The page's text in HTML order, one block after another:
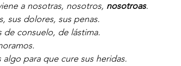
a nosotras, nosotros, nosotroas.
sus dolores, sus penas.
de consuelo, de lástima.
para que cure sus heridas.